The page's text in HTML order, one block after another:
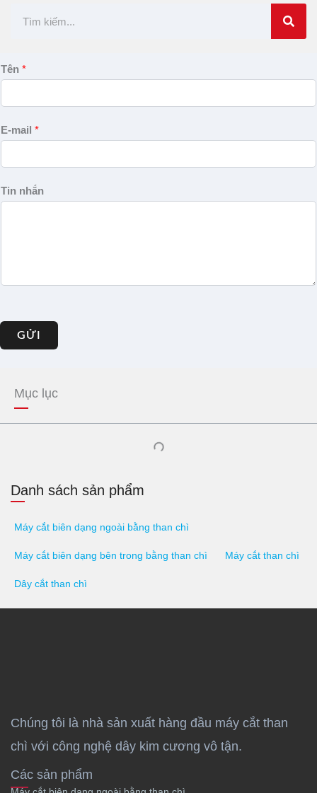
Tên *
E-mail *
Tin nhắn
GỬI
Mục lục
Danh sách sản phẩm
Máy cắt biên dạng ngoài bằng than chì
Máy cắt biên dạng bên trong bằng than chì Máy cắt than chì
Dây cắt than chì
Chúng tôi là nhà sản xuất hàng đầu máy cắt than
chì với công nghệ dây kim cương vô tận.
Các sản phẩm